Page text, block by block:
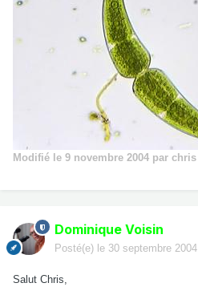
Modifié le 9 novembre 2004 par chris
Dominique Voisin
Posté(e) le 30 septembre 2004
Salut Chris,